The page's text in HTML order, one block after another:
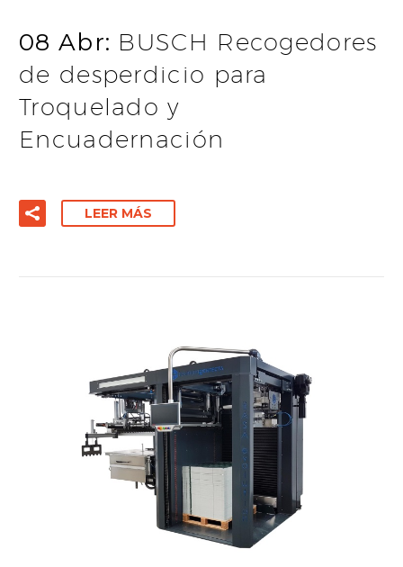
08 Abr: BUSCH Recogedores
de desperdicio para
Troquelado y
Encuadernación
LEER MÁS